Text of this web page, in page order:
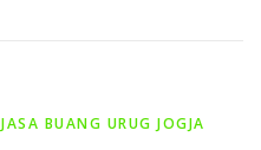
JASA BUANG URUG JOGJA